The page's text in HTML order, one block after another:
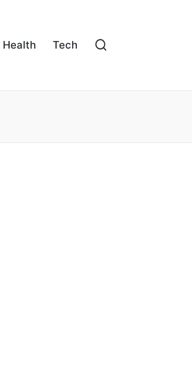
Health Tech